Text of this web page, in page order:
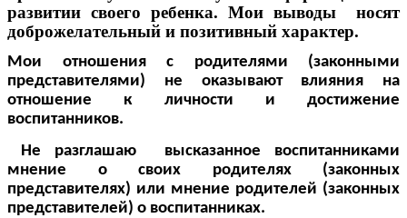
развитии своего ребенка. Мои выводы носят
доброжелательный и позитивный характер.
Мои отношения с родителями (законными
представителями) не оказывают влияния на
отношение к личности и достижение
воспитанников.
Не разглашаю высказанное воспитанниками
мнение о своих родителях (законных
представителях) или мнение родителей (законных
представителей) о воспитанниках.